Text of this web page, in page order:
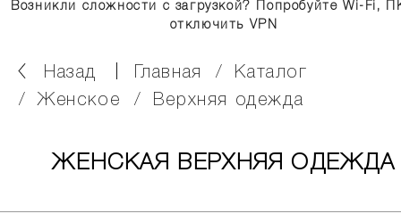
Возникли сложности с загрузкой? Попробуйте Wi-Fi,
отключить VPN
Назад главная
каталог
женское
верхняя одежда
ЖЕНСКАЯ ВЕРХНЯЯ ОДЕЖДА